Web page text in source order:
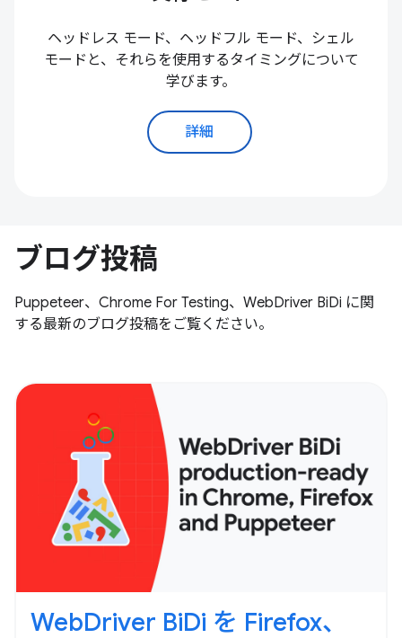
ヘッドレス モード、ヘッドフル モード、シェル
モードと、それらを使用するタイミングについて
学びます。
詳細
ブログ投稿
Puppeteer、Chrome For Testing、WebDriver BiDi に関
する最新のブログ投稿をご覧ください。
WebDriver BiDi を Firefox、